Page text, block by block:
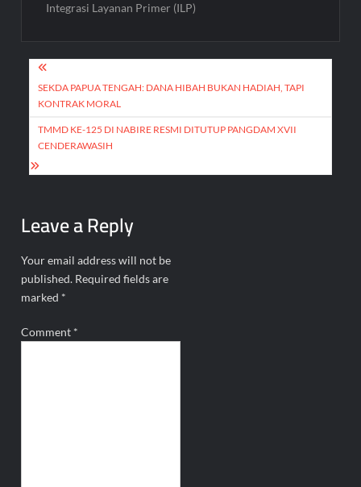
Integrasi Layanan Primer (ILP)
Post
navigation
SEKDA PAPUA TENGAH: DANA HIBAH BUKAN HADIAH, TAPI
KONTRAK MORAL
TMMD KE-125 DI NABIRE RESMI DITUTUP PANGDAM XVII
CENDERAWASIH
Leave a Reply
Your email address will not be
published. Required fields are
marked *
Comment *